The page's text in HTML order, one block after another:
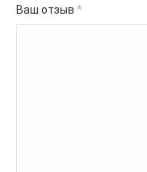
Ваш отзыв *